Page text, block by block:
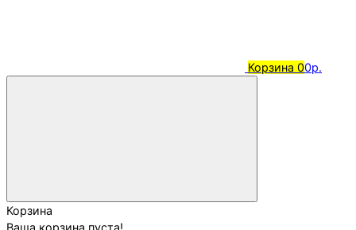
Корзина 00р.
Корзина